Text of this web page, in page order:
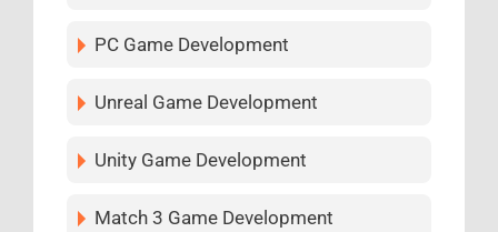
PC Game Development
Unreal Game Development
Unity Game Development
Match 3 Game Development